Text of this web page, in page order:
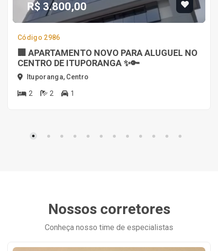
R$ 3.800,00
Código 2986
🏢 APARTAMENTO NOVO PARA ALUGUEL NO
CENTRO DE ITUPORANGA ✨🔑
Ituporanga, Centro
2 2 1
Nossos corretores
Conheça nosso time de especialistas